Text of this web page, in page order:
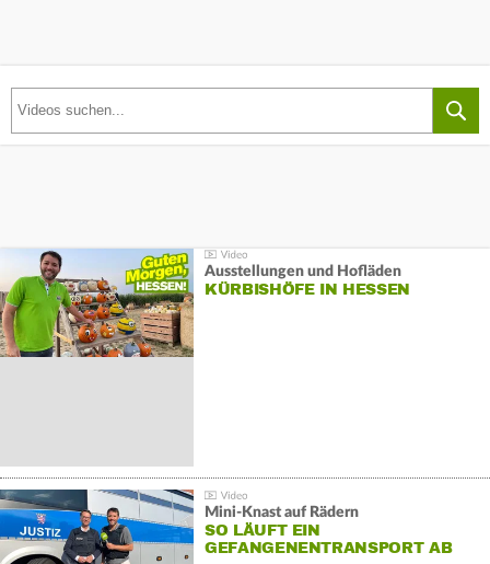
Ausstellungen und Hofläden
KÜRBISHÖFE IN HESSEN
Mini-Knast auf Rädern
SO LÄUFT EIN
GEFANGENENTRANSPORT AB